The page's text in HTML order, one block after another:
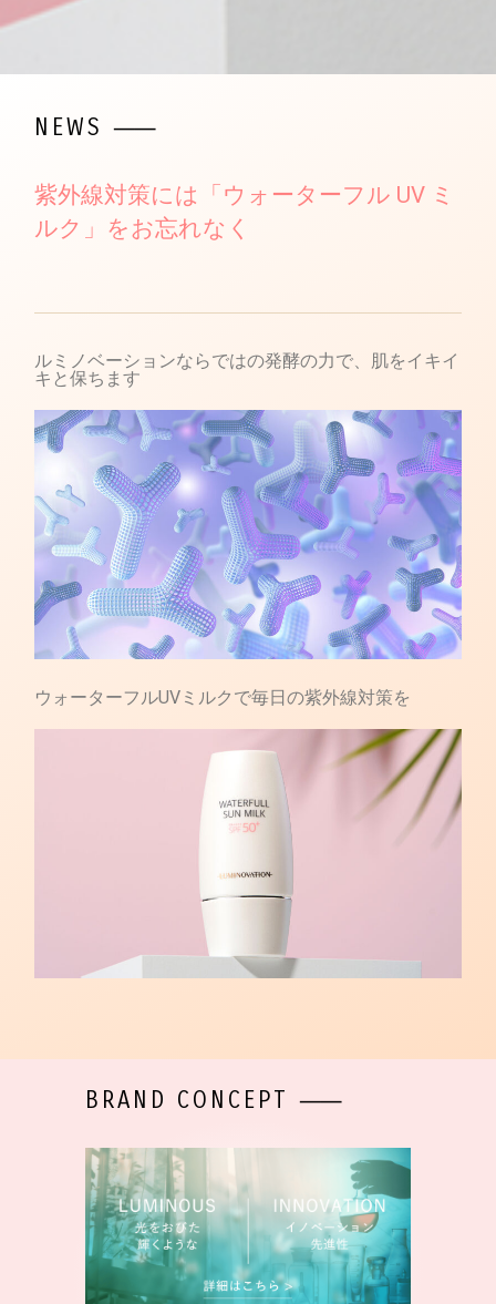
NEWS ⸺
紫外線対策には「ウォーターフル UV ミ
ルク」をお忘れなく
ルミノベーションならではの発酵の力で、肌をイキイ
キと保ちます
ウォーターフルUVミルクで毎日の紫外線対策を
BRAND CONCEPT ⸺